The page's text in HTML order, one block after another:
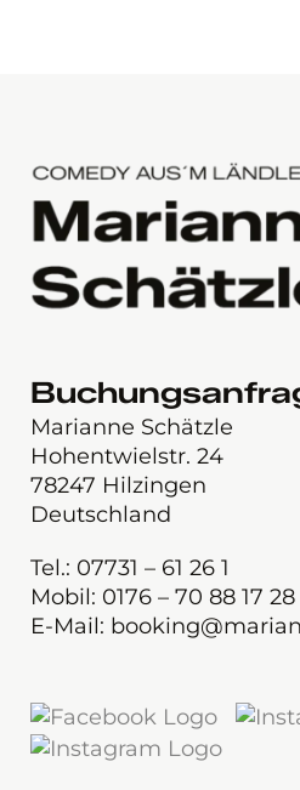
Marianne Schätzle
Hohentwielstr. 24
78247 Hilzingen
Deutschland
Tel.: 07731 – 61 26 1
Mobil: 0176 – 70 88 17 28
E-Mail: